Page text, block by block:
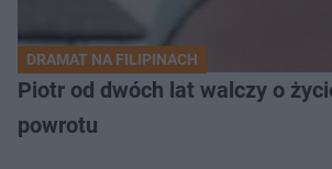
DRAMAT NA FILIPINACH
Piotr od dwóch lat walczy o
powrotu